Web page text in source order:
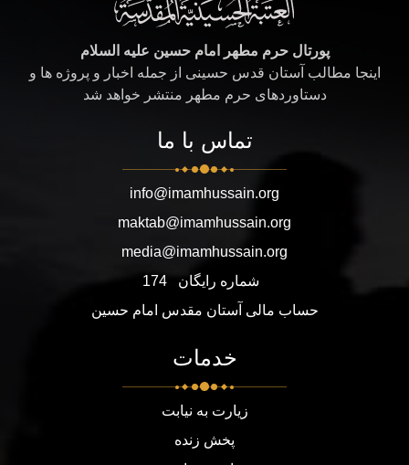
پورتال حرم مطهر امام حسین علیه السلام
اینجا مطالب آستان قدس حسینی از جمله اخبار و پروژه ها و
دستاوردهای حرم مطهر منتشر خواهد شد
تماس با ما
info@imamhussain.org
maktab@imamhussain.org
media@imamhussain.org
شماره رایگان
174
حساب مالی آستان مقدس امام حسین
خدمات
زیارت به نیابت
پخش زنده